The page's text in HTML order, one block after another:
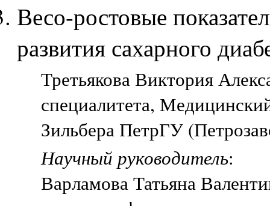
Весо-ростовые
развития сахарного
Третьякова Виктория
специалитета,
Зильбера ПетрГУ
Научный руководитель:
Варламова Татьяна